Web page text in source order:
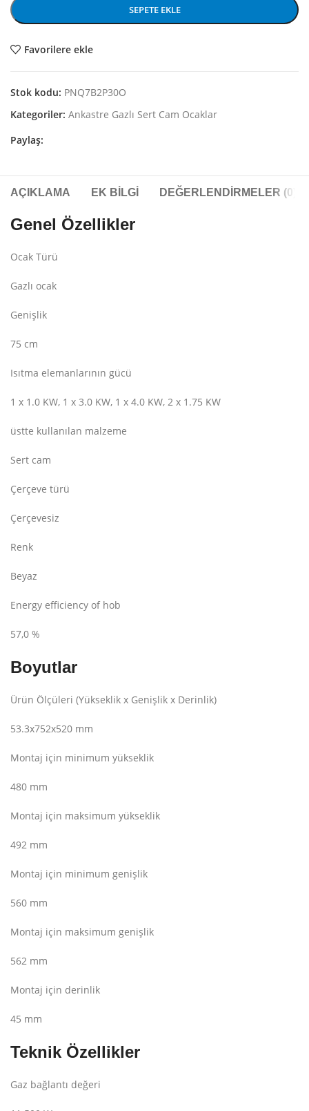
SEPETE EKLE
Favorilere ekle
Stok kodu: PNQ7B2P30O
Kategoriler: Ankastre Gazlı Sert Cam Ocaklar
Paylaş:
AÇIKLAMA EK BILGI DEĞERLENDIRMELER (0)
Genel Özellikler
Ocak Türü
Gazlı ocak
Genişlik
75 cm
Isıtma elemanlarının gücü
1 x 1.0 KW, 1 x 3.0 KW, 1 x 4.0 KW, 2 x 1.75 KW
üstte kullanılan malzeme
Sert cam
Çerçeve türü
Çerçevesiz
Renk
Beyaz
Energy efficiency of hob
57,0 %
Boyutlar
Ürün Ölçüleri (Yükseklik x Genişlik x Derinlik)
53.3x752x520 mm
Montaj için minimum yükseklik
480 mm
Montaj için maksimum yükseklik
492 mm
Montaj için minimum genişlik
560 mm
Montaj için maksimum genişlik
562 mm
Montaj için derinlik
45 mm
Teknik Özellikler
Gaz bağlantı değeri